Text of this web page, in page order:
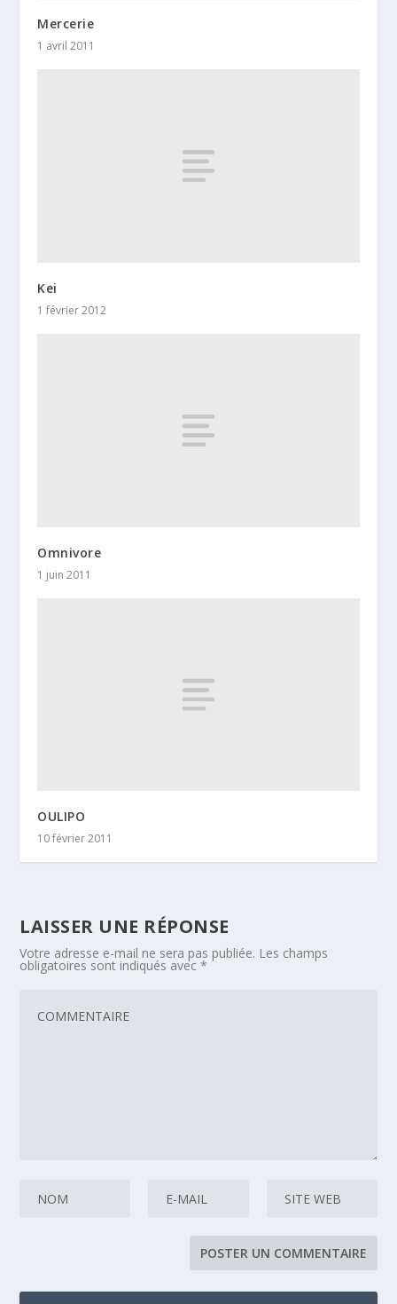
Mercerie
1 avril 2011
Kei
1 février 2012
Omnivore
1 juin 2011
OULIPO
10 février 2011
LAISSER UNE RÉPONSE
Votre adresse e-mail ne sera pas publiée. Les champs
obligatoires sont indiqués avec*